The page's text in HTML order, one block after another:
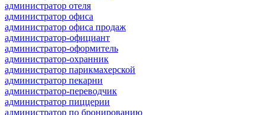
администратор отеля
администратор офиса
администратор офиса продаж
администратор-официант
администратор-оформитель
администратор-охранник
администратор парикмахерской
администратор пекарни
администратор-переводчик
администратор пиццерии
администратор по бронированию